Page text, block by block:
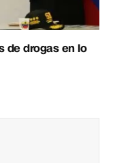
de drogas en lo